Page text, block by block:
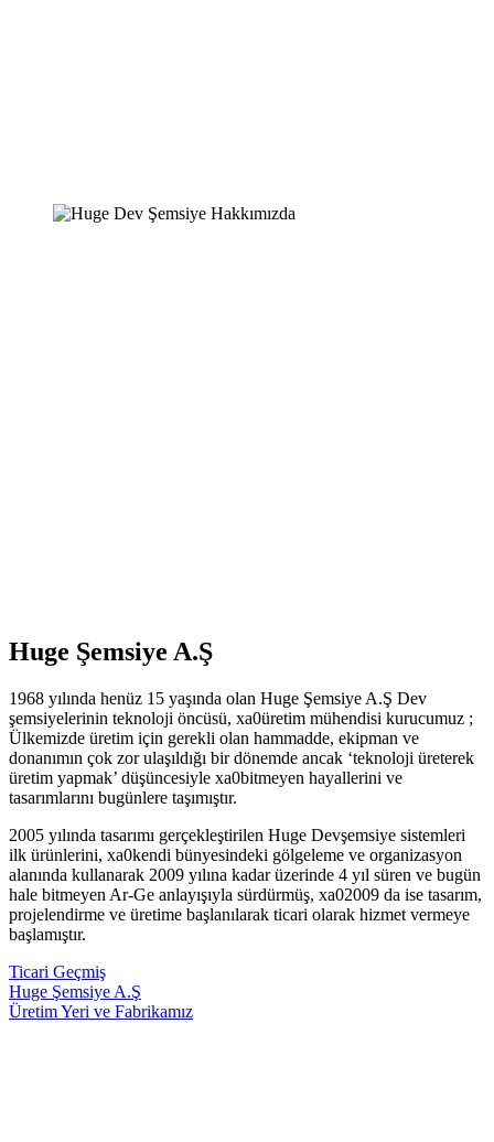
Huge Şemsiye A.Ş
1968 yılında henüz 15 yaşında olan Huge Şemsiye A.Ş Dev
şemsiyelerinin teknoloji öncüsü, xa0üretim mühendisi kurucumuz ;
Ülkemizde üretim için gerekli olan hammadde, ekipman ve
donanımın çok zor ulaşıldığı bir dönemde ancak ‘teknoloji üreterek
üretim yapmak’ düşüncesiyle xa0bitmeyen hayallerini ve
tasarımlarını bugünlere taşımıştır.
2005 yılında tasarımı gerçekleştirilen Huge Devşemsiye sistemleri
ilk ürünlerini, xa0kendi bünyesindeki gölgeleme ve organizasyon
alanında kullanarak 2009 yılına kadar üzerinde 4 yıl süren ve bugün
hale bitmeyen Ar-Ge anlayışıyla sürdürmüş, xa02009 da ise tasarım,
projelendirme ve üretime başlanılarak ticari olarak hizmet vermeye
başlamıştır.
Ticari Geçmiş
Huge Şemsiye A.Ş
Üretim Yeri ve Fabrikamız